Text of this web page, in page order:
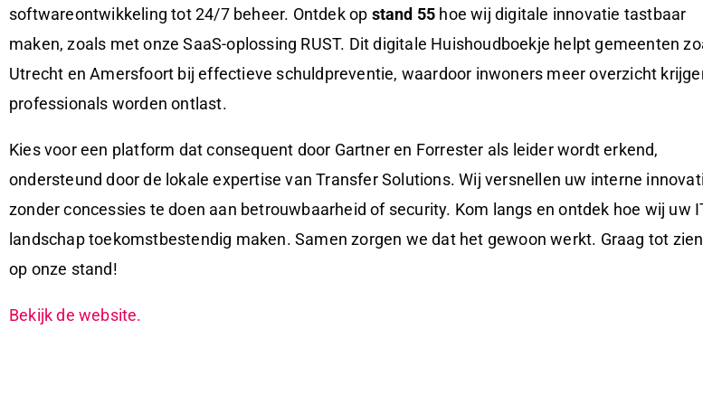
softwareontwikkeling tot 24/7 beheer. Ontdek op stand 55 hoe wij digitale innovatie tastbaar
maken, zoals met onze SaaS-oplossing RUST. Dit digitale Huishoudboekje helpt gemeenten
Utrecht en Amersfoort bij effectieve schuldpreventie, waardoor inwoners meer overzicht
professionals worden ontlast.
Kies voor een platform dat consequent door Gartner en Forrester als leider wordt erkend,
ondersteund door de lokale expertise van Transfer Solutions. Wij versnellen uw interne
zonder concessies te doen aan betrouwbaarheid of security. Kom langs en ontdek hoe wij uw
landschap toekomstbestendig maken. Samen zorgen we dat het gewoon werkt. Graag tot
op onze stand!
Bekijk de website.